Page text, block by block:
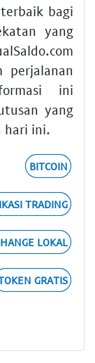
bagi
yang
ini
yang
hari ini.
BITCOIN
TRADING
LOKAL
GRATIS